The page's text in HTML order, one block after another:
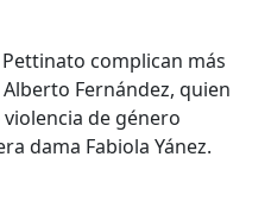
complican más
Fernández, quien
de género
dama Fabiola Yánez.